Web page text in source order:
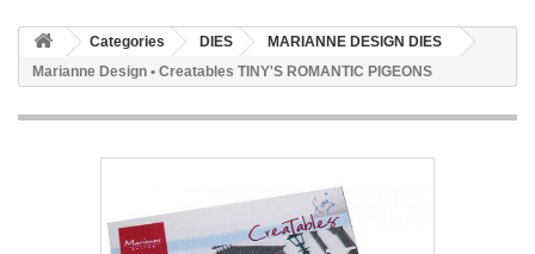
Categories DIES
MARIANNE DESIGN DIES
Marianne Design • Creatables TINY'S ROMANTIC PIGEONS